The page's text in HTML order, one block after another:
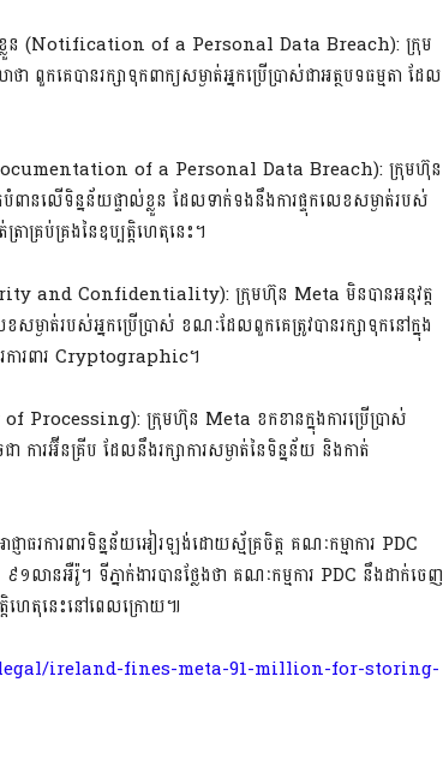
ខ្លួន (Notification of a Personal Data Breach): ក្រុម
គេបានរក្សាទុកពាក្យសម្ងាត់អ្នកប្រើប្រាស់ជាអត្ថបទធម្មតា ដែល
of a Personal Data Breach): ក្រុមហ៊ុន
ានលើទិន្នន័យផ្ទាល់ខ្លួន ដែលទាក់ទងនឹងការផ្ទុកលេខសម្ងាត់របស់
រាគ្រប់គ្រងនៃឧប្បត្តិហេតុនេះ។
and Confidentiality): ក្រុមហ៊ុន Meta មិនបានអនុវត្ត
េខសម្ងាត់របស់អ្នកប្រើប្រាស់ ខណៈដែលពួកគេត្រូវបានរក្សាទុកនៅក្នុង
ការពារ Cryptographic។
Processing): ក្រុមហ៊ុន Meta ខកខានក្នុងការប្រើប្រាស់
ការអ៊ីនគ្រីប ដែលនឹងរក្សាការសម្ងាត់នៃទិន្នន័យ និងកាត់
រការពារទិន្នន័យអៀរឡង់ដោយស្ម័គ្រចិត្ត គណៈកម្មាការ PDC
១លានអឺរ៉ូ។ ទីភ្នាក់ងារបានថ្លែងថា គណៈកម្មការ PDC នឹងដាក់ចេញ
តិហេតុនេះនៅពេលក្រោយ៕
ireland-fines-meta-91-million-for-storing-